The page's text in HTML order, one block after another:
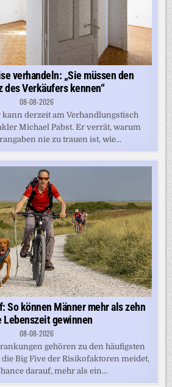
verhandeln: „Sie müssen den
des Verkäufers kennen“
08-08-2026
derzeit am Verhandlungstisch
Michael Pabst. Er verrät, warum
nie zu trauen ist, wie...
So können Männer mehr als zehn
Lebenszeit gewinnen
08-08-2026
gehören zu den häufigsten
Big Five der Risikofaktoren meidet,
darauf, mehr als ein...